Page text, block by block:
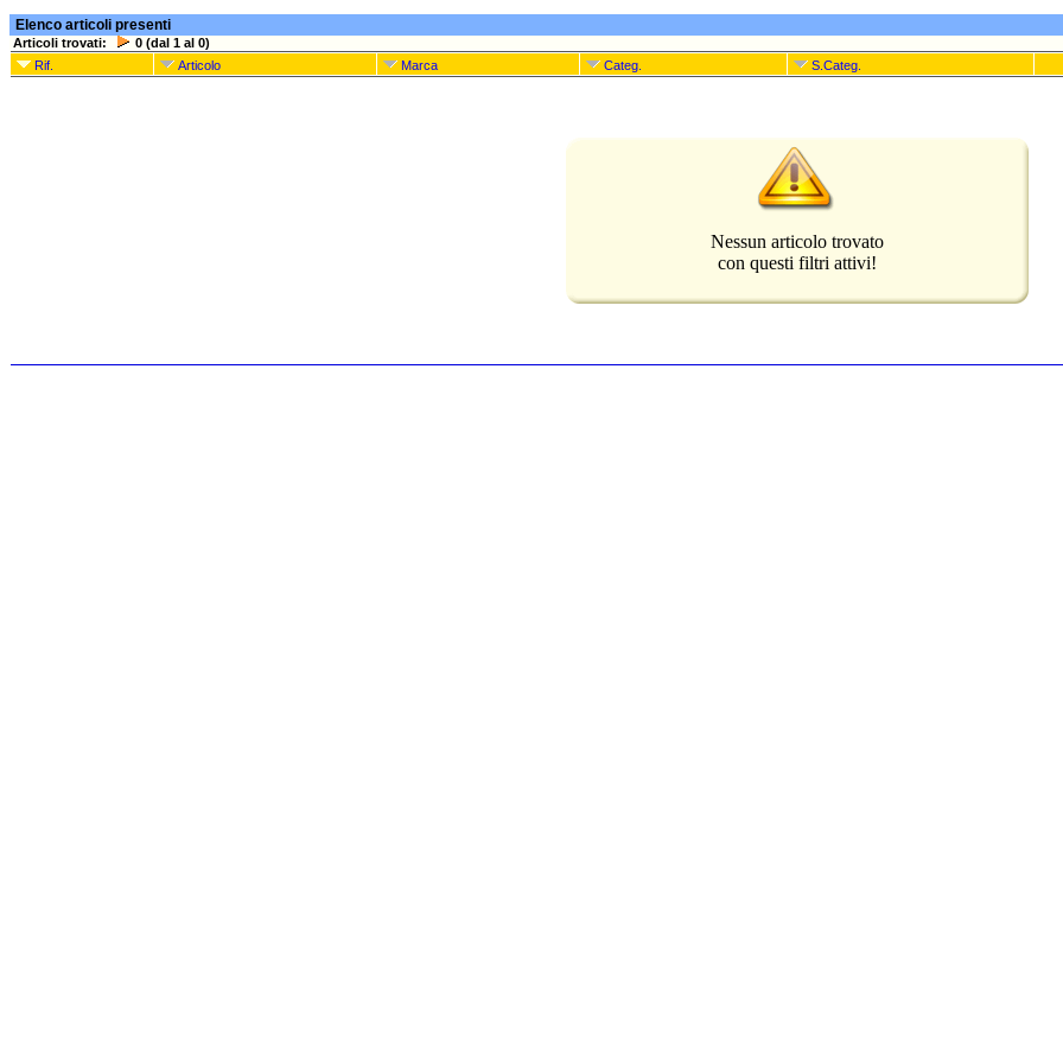
Elenco articoli presenti
Articoli trovati:
0 (dal 1 al 0)
Rif.
Articolo Marca Categ. S.Categ.
Nessun articolo trovato
con questi filtri attivi!